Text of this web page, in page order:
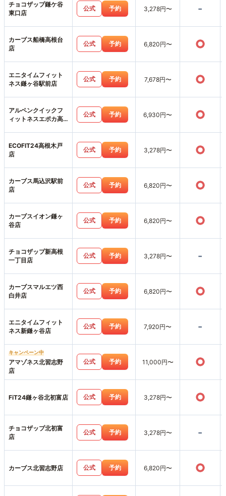
チョコザップ鎌ケ谷
東口店
公式 予約 3,278円〜 -
カーブス船橋高根台
店
公式 予約 6,820円〜 ○
エニタイムフィット
ネス鎌ヶ谷駅前店
公式 予約 7,678円〜 ○
アルペンクイックフ
ィットネスエポカ高
公式 予約 6,930円〜 ○
ECOFIT24高根木戸
店
公式 予約 3,278円〜 ○
カーブス馬込沢駅前
店
公式 予約 6,820円〜 ○
カーブスイオン鎌ヶ
谷店
公式 予約 6,820円〜 ○
チョコザップ新高根
一丁目店
公式 予約 3,278円〜 -
カーブスマルエツ西
白井店
公式 予約 6,820円〜 ○
エニタイムフィット
ネス新鎌ヶ谷店
公式 予約 7,920円〜 -
キャンペーン中
アマゾネス北習志野
店
公式 予約 11,000円〜 ○
FiT24鎌ヶ谷北初富店 公式 予約 3,278円〜 ○
チョコザップ北初富
店
公式 予約 3,278円〜 -
カーブス北習志野店 公式 予約 6,820円〜 ○